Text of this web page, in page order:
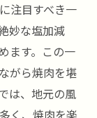
注目すべき一
妙な塩加減
ます。この一
がら焼肉を堪
は、地元の風
く、焼肉を楽